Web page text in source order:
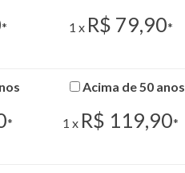
* 1 x R$ 79,90*
*
Acima de 50 anos
1 x R$ 119,90*